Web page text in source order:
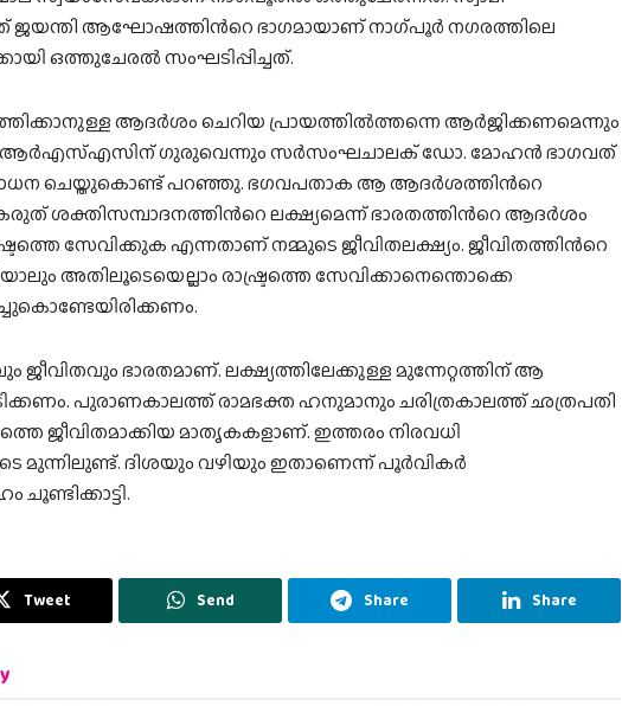
ജയന്തി ആഘോഷത്തിന്‍റെ ഭാഗമായാണ് നാഗ്പൂര്‍ നഗരത്തിലെ
ഒത്തുചേരല്‍ സംഘടിപ്പിച്ചത്.
ആദര്‍ശം ചെറിയ പ്രായത്തില്‍ത്തന്നെ ആര്‍ജിക്കണമെന്നും
ആര്‍എസ്എസിന് ഗുരുവെന്നും സര്‍സംഘചാലക് ഡോ. മോഹന്‍ ഭാഗവത്
ചെയ്തുകൊണ്ട് പറഞ്ഞു. ഭഗവപതാക ആ ആദര്‍ശത്തിന്‍റെ
ശക്തിസമ്പാദനത്തിന്‍റെ ലക്ഷ്യമെന്ന് ഭാരതത്തിന്‍റെ ആദര്‍ശം
സേവിക്കുക എന്നതാണ് നമ്മുടെ ജീവിതലക്ഷ്യം. ജീവിതത്തിന്‍റെ
അതിലൂടെയെല്ലാം രാഷ്ട്രത്തെ സേവിക്കാനെന്തൊക്കെ
ഭാരതമാണ്. ലക്ഷ്യത്തിലേക്കുള്ള മുന്നേറ്റത്തിന് ആ
പുരാണകാലത്ത് രാമഭക്ത ഹനുമാനും ചരിത്രകാലത്ത് ഛത്രപതി
ജീവിതമാക്കിയ മാതൃകകളാണ്. ഇത്തരം നിരവധി
മുന്നിലുണ്ട്. ദിശയും വഴിയും ഇതാണെന്ന് പൂര്‍വികര്‍
ചൂണ്ടിക്കാട്ടി.
Tweet Send Share Share